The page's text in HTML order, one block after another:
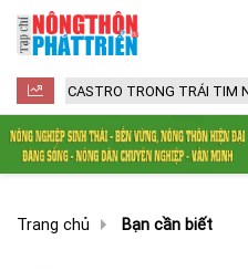
TRONG TRÁI TIM NGƯỜI VIỆT
Trang chủ Bạn cần biết